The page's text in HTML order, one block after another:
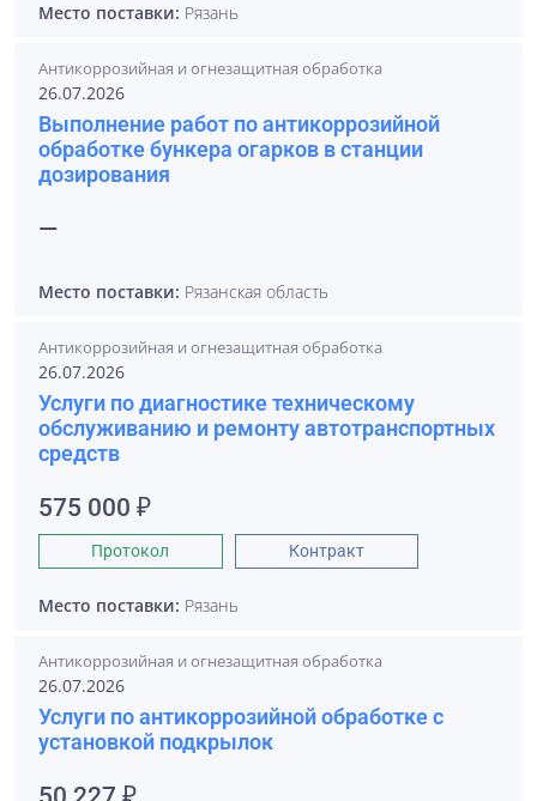
Место поставки: Рязань
Антикоррозийная и огнезащитная обработка
26.07.2026
Выполнение работ по антикоррозийной
обработке бункера огарков в станции
дозирования
—
Место поставки: Рязанская область
Антикоррозийная и огнезащитная обработка
26.07.2026
Услуги по диагностике техническому
обслуживанию и ремонту автотранспортных
средств
575 000 ₽
Протокол Контракт
Место поставки: Рязань
Антикоррозийная и огнезащитная обработка
26.07.2026
Услуги по антикоррозийной обработке с
установкой подкрылок